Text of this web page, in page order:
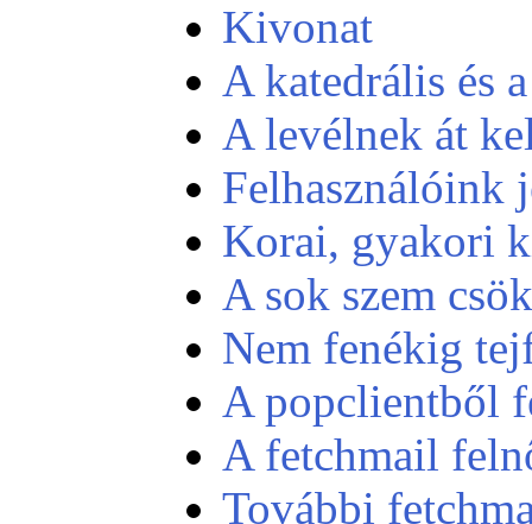
Kivonat
A katedrális és
A levélnek át
Felhasználóink
Korai, gyakori
A sok szem
Nem fenékig
A popclientből
A fetchmail
További